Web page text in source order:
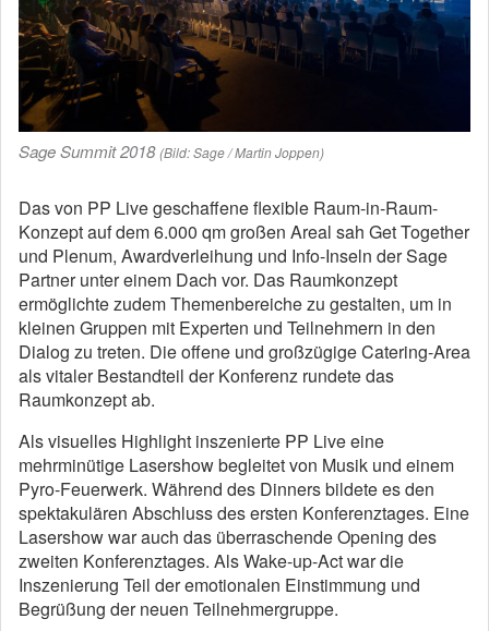
Sage Summit 2018 (Bild: Sage / Martin Joppen)
Das von PP Live geschaffene flexible Raum-in-Raum-
Konzept auf dem 6.000 qm großen Areal sah Get Together
und Plenum, Awardverleihung und Info-Inseln der Sage
Partner unter einem Dach vor. Das Raumkonzept
ermöglichte zudem Themenbereiche zu gestalten, um in
kleinen Gruppen mit Experten und Teilnehmern in den
Dialog zu treten. Die offene und großzügige Catering-Area
als vitaler Bestandteil der Konferenz rundete das
Raumkonzept ab.
Als visuelles Highlight inszenierte PP Live eine
mehrminütige Lasershow begleitet von Musik und einem
Pyro-Feuerwerk. Während des Dinners bildete es den
spektakulären Abschluss des ersten Konferenztages. Eine
Lasershow war auch das überraschende Opening des
zweiten Konferenztages. Als Wake-up-Act war die
Inszenierung Teil der emotionalen Einstimmung und
Begrüßung der neuen Teilnehmergruppe.